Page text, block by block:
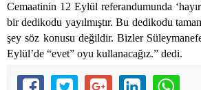
Cemaatinin 12 Eylül referandumunda
bir dedikodu yayılmıştır. Bu dedikodu
şey söz konusu değildir. Bizler
Eylül’de “evet” oyu kullanacağız.” dedi.